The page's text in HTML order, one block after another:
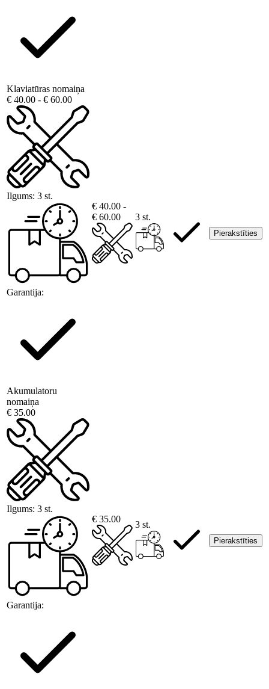
Klaviatūras nomaiņa
€ 40.00 - € 60.00
Ilgums: 3 st.
Garantija:
€ 40.00 -
€ 60.00
3 st.
Pierakstīties
Akumulatoru
nomaiņa
€ 35.00
Ilgums: 3 st.
Garantija:
€ 35.00
3 st.
Pierakstīties